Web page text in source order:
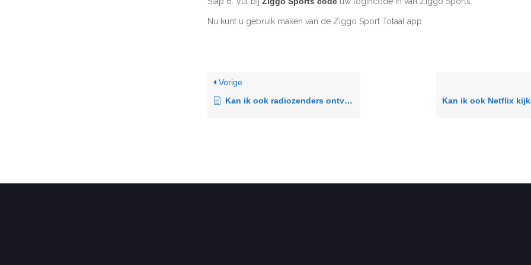
Nu kunt u gebruik maken van de Ziggo Sport Totaal app.
Vorige
Kan ik ook radiozenders ontvangen?